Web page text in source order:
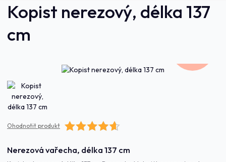
Kopist nerezový, délka 137
cm
Ohodnotit produkt
Nerezová vařecha, délka 137 cm